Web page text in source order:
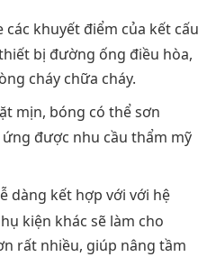
khuyết điểm của kết cấu
bị đường ống điều hòa,
cháy chữa cháy.
mịn, bóng có thể sơn
được nhu cầu thẩm mỹ
dàng kết hợp với với hệ
kiện khác sẽ làm cho
rất nhiều, giúp nâng tầm